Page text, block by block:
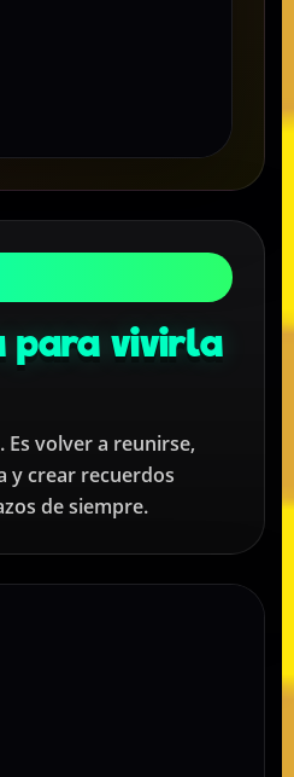
para vivirla
Es volver a reunirse,
y crear recuerdos
de siempre.